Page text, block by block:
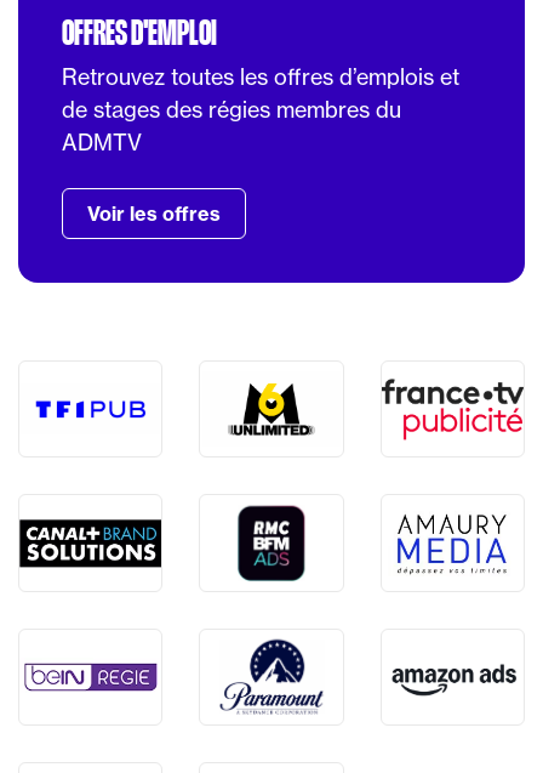
OFFRES D'EMPLOI
Retrouvez toutes les offres d’emplois et
de stages des régies membres du
ADMTV
Voir les offres